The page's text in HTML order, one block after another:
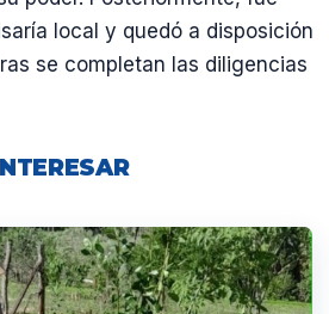
local y quedó a disposición
se completan las diligencias